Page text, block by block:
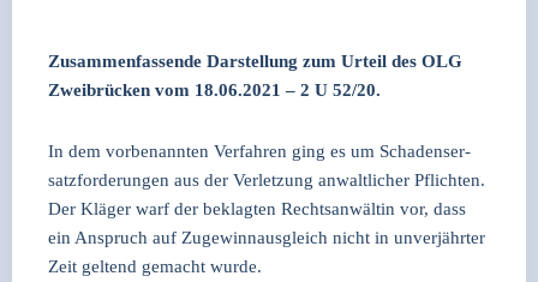
Zusam­men­fas­sen­de Dar­stel­lung zum Urteil des OLG
Zwei­brü­cken vom 18.06.2021 – 2 U 52/20.
In dem vor­be­nann­ten Ver­fah­ren ging es um Scha­dens­er­
satz­for­de­run­gen aus der Ver­let­zung anwalt­li­cher Pflich­ten.
Der Klä­ger warf der beklag­ten Rechts­an­wäl­tin vor, dass
ein Anspruch auf Zuge­winn­aus­gleich nicht in unver­jähr­ter
Zeit gel­tend gemacht wur­de.